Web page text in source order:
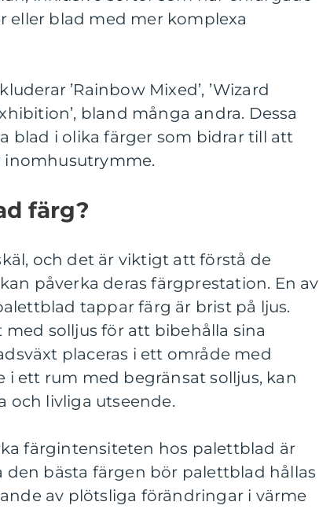
eller blad med mer komplexa
’Rainbow Mixed’, ’Wizard
bland många andra. Dessa
blad i olika färger som bidrar till att
inomhusutrymme.
färg?
och det är viktigt att förstå de
påverka deras färgprestation. En av
tappar färg är brist på ljus.
solljus för att bibehålla sina
placeras i ett område med
ett rum med begränsat solljus, kan
och livliga utseende.
färgintensiteten hos palettblad är
bästa färgen bör palettblad hållas
av plötsliga förändringar i värme